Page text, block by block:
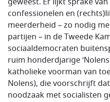
confessionelen en
meerderheid – zo nodig
partijen – in de Tweede
sociaaldemocraten
ruim honderdjarige
katholieke voorman van
Nolens), die voorschrijft
noodzaak met socialisten